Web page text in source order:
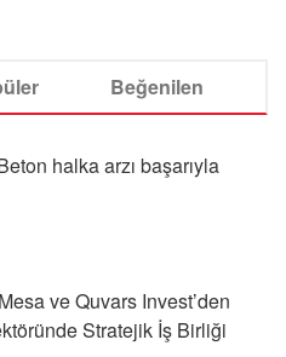
Beğenilen
halka arzı başarıyla
ve Quvars Invest’den
Stratejik İş Birliği